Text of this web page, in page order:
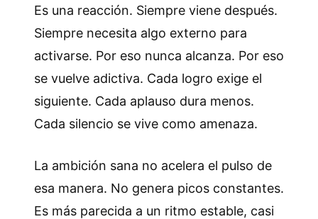
Es una reacción. Siempre viene después.
Siempre necesita algo externo para
activarse. Por eso nunca alcanza. Por eso
se vuelve adictiva. Cada logro exige el
siguiente. Cada aplauso dura menos.
Cada silencio se vive como amenaza.
La ambición sana no acelera el pulso de
esa manera. No genera picos constantes.
Es más parecida a un ritmo estable, casi